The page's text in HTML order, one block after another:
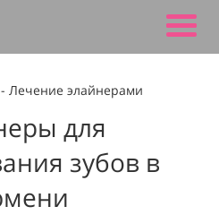
- Лечение элайнерами
для
зубов в